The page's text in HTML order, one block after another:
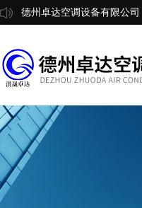
德州卓达空调设备有限公司